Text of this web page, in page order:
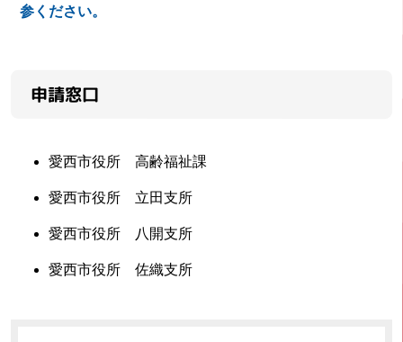
参ください。
申請窓口
愛西市役所 高齢福祉課
愛西市役所 立田支所
愛西市役所 八開支所
愛西市役所 佐織支所